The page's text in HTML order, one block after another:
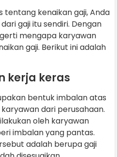
tentang kenaikan gaji, Anda
gaji itu sendiri. Dengan
mengapa karyawan
gaji. Berikut ini adalah
kerja keras
bentuk imbalan atas
dari perusahaan.
oleh karyawan
imbalan yang pantas.
adalah berupa gaji